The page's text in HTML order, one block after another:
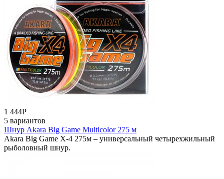
1 444Р
5 вариантов
Шнур Akara Big Game Multicolor 275 м
Akara Big Game X-4 275м – универсальный четырехжильный
рыболовный шнур.